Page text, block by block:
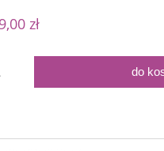
zł
do